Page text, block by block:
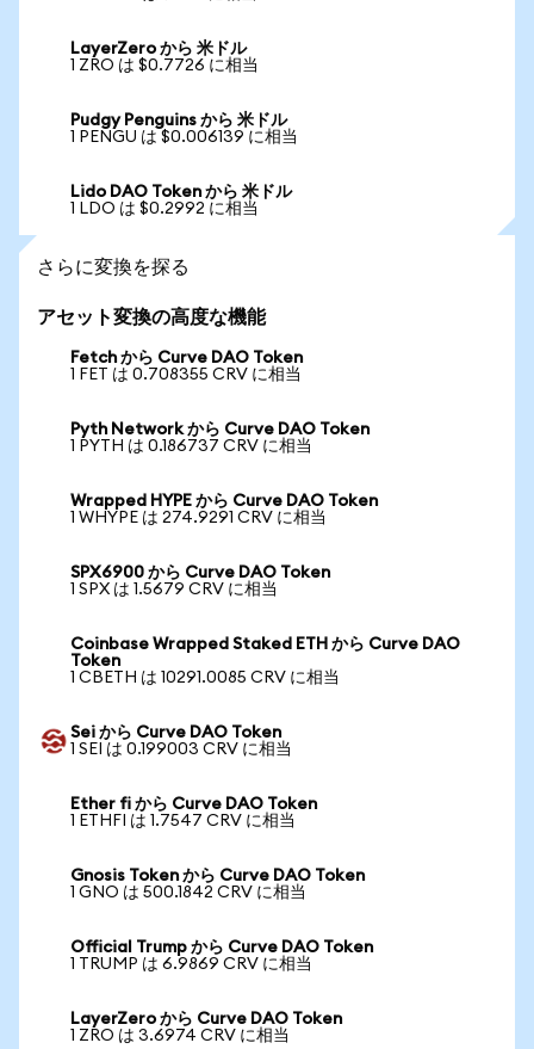
LayerZero から 米ドル
1 ZRO は $0.7726 に相当
Pudgy Penguins から 米ドル
1 PENGU は $0.006139 に相当
Lido DAO Token から 米ドル
1 LDO は $0.2992 に相当
さらに変換を探る
アセット変換の高度な機能
Fetch から Curve DAO Token
1 FET は 0.708355 CRV に相当
Pyth Network から Curve DAO Token
1 PYTH は 0.186737 CRV に相当
Wrapped HYPE から Curve DAO Token
1 WHYPE は 274.9291 CRV に相当
SPX6900 から Curve DAO Token
1 SPX は 1.5679 CRV に相当
Coinbase Wrapped Staked ETH から Curve DAO
Token
1 CBETH は 10291.0085 CRV に相当
Sei から Curve DAO Token
1 SEI は 0.199003 CRV に相当
Ether fi から Curve DAO Token
1 ETHFI は 1.7547 CRV に相当
Gnosis Token から Curve DAO Token
1 GNO は 500.1842 CRV に相当
Official Trump から Curve DAO Token
1 TRUMP は 6.9869 CRV に相当
LayerZero から Curve DAO Token
1 ZRO は 3.6974 CRV に相当